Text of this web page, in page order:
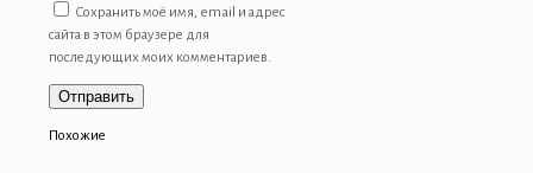
Сохранить моё имя, email и адрес
сайта в этом браузере для
последующих моих комментариев.
Похожие